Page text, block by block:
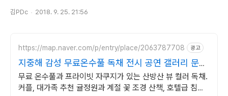
김PDc 2018. 9. 25. 21:56
https://map.naver.com/p/entry/place/2063787708 광고
지중해 감성 무료온수풀 독채 전시 공연 갤러리 문화
공간
무료 온수풀과 프라이빗 자쿠지가 있는 산방산 뷰 컬러 독채.
커플, 대가족 추천 귤정원과 계절 꽃 조경 산책, 호텔급 침구